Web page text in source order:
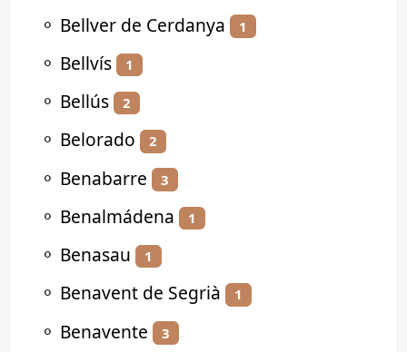
⚬ Bellver de Cerdanya 1
⚬ Bellvís 1
⚬ Bellús 2
⚬ Belorado 2
⚬ Benabarre 3
⚬ Benalmádena 1
⚬ Benasau 1
⚬ Benavent de Segrià 1
⚬ Benavente 3